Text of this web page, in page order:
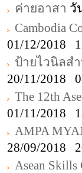
ค่ายอาสา วั
Cambodia
01/12/2018
ป้ายไวนิลส
20/11/2018
The 12th
01/11/2018
AMPA
28/09/2018
Asean Skills